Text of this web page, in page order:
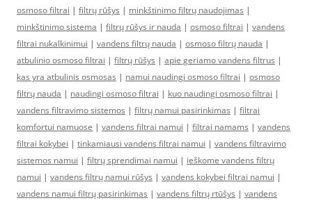
osmoso filtrai | filtrų rūšys | minkštinimo filtrų naudojimas |
minkštinimo sistema | filtrų rūšys ir nauda | osmoso filtrai | vandens
filtrai nukalkinimui | vandens filtrų nauda | osmoso filtrų nauda |
atbulinio osmoso filtrai | filtrų rūšys | apie geriamo vandens filtrus |
kas yra atbulinis osmosas | namui naudingi osmoso filtrai | osmoso
filtrų nauda | naudingi osmoso filtrai | kuo naudingi osmoso filtrai |
vandens filtravimo sistemos | filtrų namui pasirinkimas | filtrai
komfortui namuose | vandens filtrai namui | filtrai namams | vandens
filtrai kokybei | tinkamiausi vandens filtrai namui | vandens filtravimo
sistemos namui | filtrų sprendimai namui | ieškome vandens filtrų
namui | vandens filtrų namui rūšys | vandens kokybei filtrai namui |
vandens namui filtrų pasirinkimas | vandens filtrų rtūšys | vandens